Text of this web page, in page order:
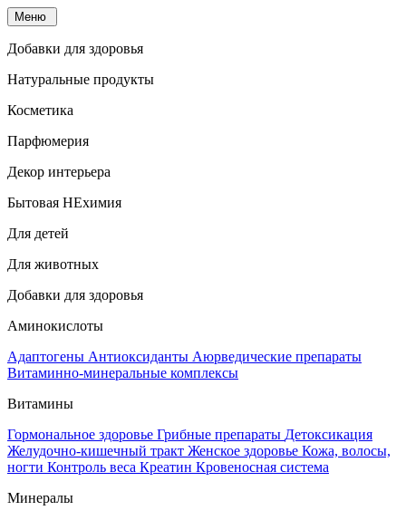
Меню
Добавки для здоровья
Натуральные продукты
Косметика
Парфюмерия
Декор интерьера
Бытовая НЕхимия
Для детей
Для животных
Добавки для здоровья
Аминокислоты
Адаптогены Антиоксиданты Аюрведические препараты
Витаминно-минеральные комплексы
Витамины
Гормональное здоровье Грибные препараты Детоксикация
Желудочно-кишечный тракт Женское здоровье Кожа, волосы,
ногти Контроль веса Креатин Кровеносная система
Минералы